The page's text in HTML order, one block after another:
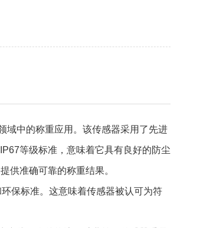
域中的称重应用。该传感器采用了先进
等级标准，意味着它具有良好的防尘
供准确可靠的称重结果。
保标准。这意味着传感器被认可为符